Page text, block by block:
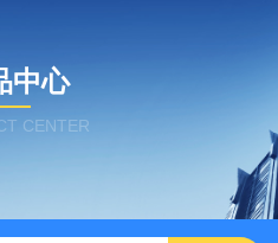
中心
CENTER